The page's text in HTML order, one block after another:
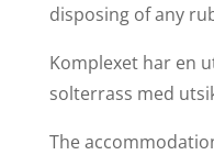
disposing of any
Komplexet har en
solterrass med
The